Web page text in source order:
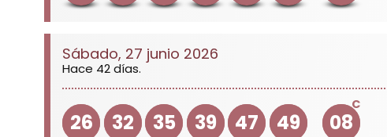
Sábado, 27 junio 2026
Hace 42 días.
26 32 35 39 47 49
C
08